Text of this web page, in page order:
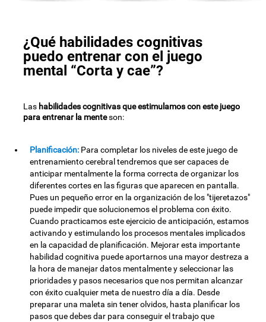
¿Qué habilidades cognitivas
puedo entrenar con el juego
mental “Corta y cae”?
Las habilidades cognitivas que estimulamos con este juego
para entrenar la menteson:
Planificación: Para completar los niveles de este juego de
entrenamiento cerebral tendremos que ser capaces de
anticipar mentalmente la forma correcta de organizar los
diferentes cortes en las figuras que aparecen en pantalla.
Pues un pequeño error en la organización de los "tijeretazos"
puede impedir que solucionemos el problema con éxito.
Cuando practicamos este ejercicio de anticipación, estamos
activando y estimulando los procesos mentales implicados
en la capacidad de planificación. Mejorar esta importante
habilidad cognitiva puede aportarnos una mayor destreza a
la hora de manejar datos mentalmente y seleccionar las
prioridades y pasos necesarios que nos permitan alcanzar
con éxito cualquier meta de nuestro día a día. Desde
preparar una maleta sin tener olvidos, hasta planificar los
pasos que debes dar para conseguir el trabajo que